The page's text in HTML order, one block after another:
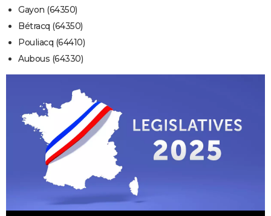
Gayon (64350)
Bétracq (64350)
Pouliacq (64410)
Aubous (64330)